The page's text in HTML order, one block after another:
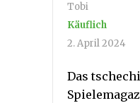
Tobi
Käuflich
2. April 2024
Das